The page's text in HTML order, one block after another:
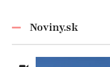
Noviny.sk